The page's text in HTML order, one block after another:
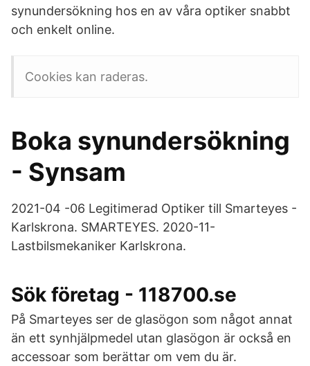
synundersökning hos en av våra optiker snabbt
och enkelt online.
Cookies kan raderas.
Boka synundersökning
- Synsam
2021-04 -06 Legitimerad Optiker till Smarteyes -
Karlskrona. SMARTEYES. 2020-11-
Lastbilsmekaniker Karlskrona.
Sök företag - 118700.se
På Smarteyes ser de glasögon som något annat
än ett synhjälpmedel utan glasögon är också en
accessoar som berättar om vem du är.